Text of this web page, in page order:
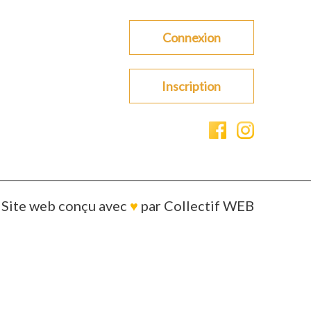
Connexion
Inscription
Site web conçu avec ♥ par Collectif WEB